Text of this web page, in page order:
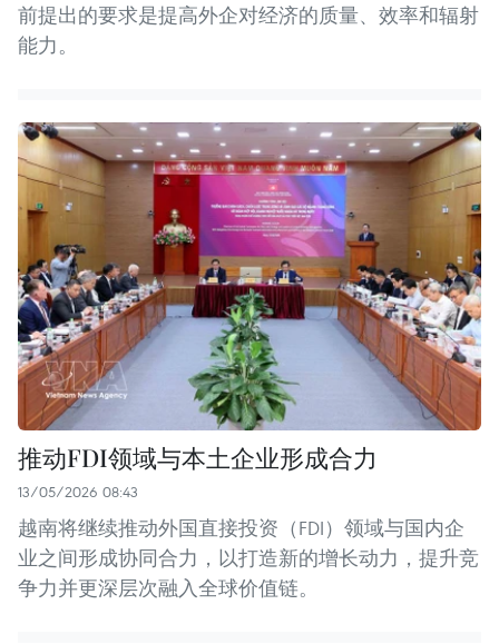
前提出的要求是提高外企对经济的质量、效率和辐射
能力。
推动FDI领域与本土企业形成合力
13/05/2026 08:43
越南将继续推动外国直接投资（FDI）领域与国内企
业之间形成协同合力，以打造新的增长动力，提升竞
争力并更深层次融入全球价值链。